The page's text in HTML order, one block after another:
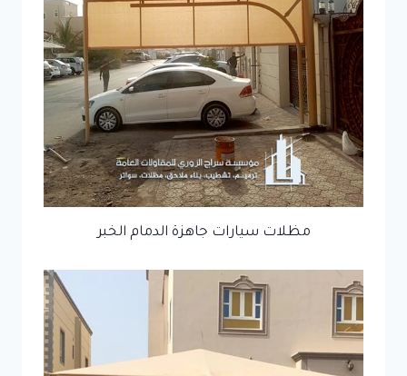
مظلات سيارات جاهزة الدمام الخبر